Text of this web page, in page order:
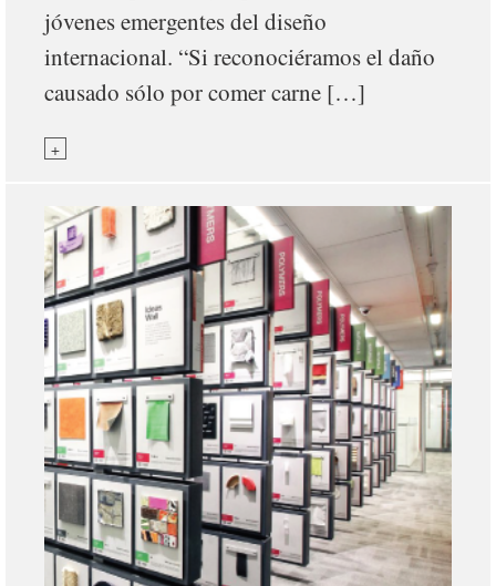
jóvenes emergentes del diseño
internacional. “Si reconociéramos el daño
causado sólo por comer carne […]
+